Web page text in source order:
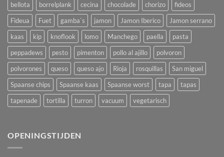
bellota
borrelplank cecina chocolade chorizo
fideos
Fideua
Fuet gamba`s jamon Jamon Iberico
Jamon serrano
kaas
kip knoflook lomo Manchego paella
pasta
peppadews
pesto pimenton pollo al ajillo
polvoron
polvorones
queso queso ajo Rioja rosquillas
San miguel
Spaanse chips
Spaanse kaas Spaanse worst tapa
tapas
tapenade
tortilla turron vacuum vegetarisch
OPENINGSTIJDEN